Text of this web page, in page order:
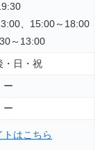
、15:00～18:00
～13:00
・日・祝
ー
ー
トはこちら